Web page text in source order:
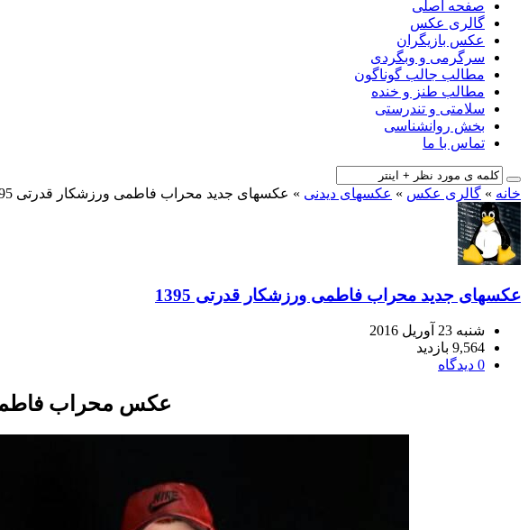
صفحه اصلی
گالری عکس
عکس بازیگران
سرگرمی و وبگردی
مطالب جالب گوناگون
مطالب طنز و خنده
سلامتی و تندرستی
بخش روانشناسی
تماس با ما
خانه » گالری عکس » عکسهای دیدنی » عکسهای جدید محراب فاطمی ورزشکار قدرتی 1395
عکسهای جدید محراب فاطمی ورزشکار قدرتی 1395
شنبه 23 آوریل 2016
9,564 بازدید
0 دیدگاه
عکس محراب